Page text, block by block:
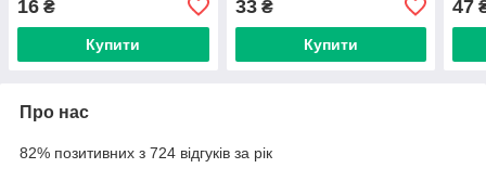
16 ₴
Купити
33₴
Купити
47
Про нас
82% позитивних з 724 відгуків за рік